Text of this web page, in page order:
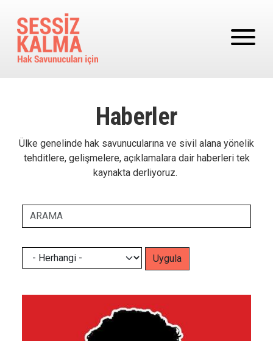
Haberler
Ülke genelinde hak savunucularına ve sivil alana yönelik
tehditlere, gelişmelere, açıklamalara dair haberleri tek
kaynakta derliyoruz.